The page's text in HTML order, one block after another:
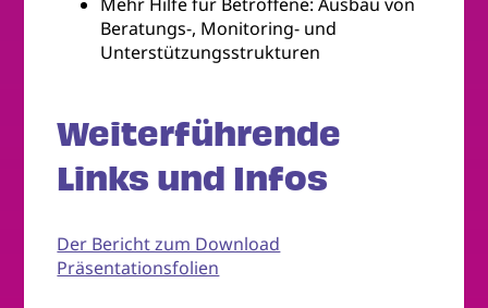
Beratungs-, Monitoring- und
Unterstützungsstrukturen
Weiterführende
Links und Infos
Der Bericht zum Download
Präsentationsfolien